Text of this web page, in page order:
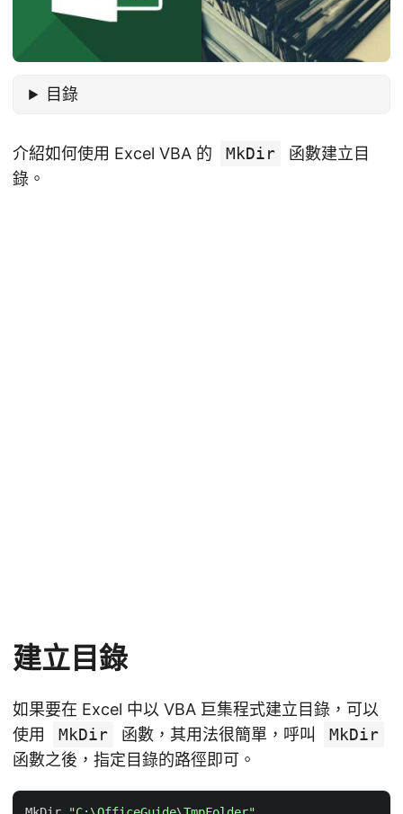
目錄
介紹如何使用 Excel VBA 的 MkDir
函數建立目
錄。
建立目錄
如果要在 Excel 中以 VBA 巨集程式建立目錄，可以
使用
MkDir 函數，其用法很簡單，呼叫
MkDir
函數之後，指定目錄的路徑即可。